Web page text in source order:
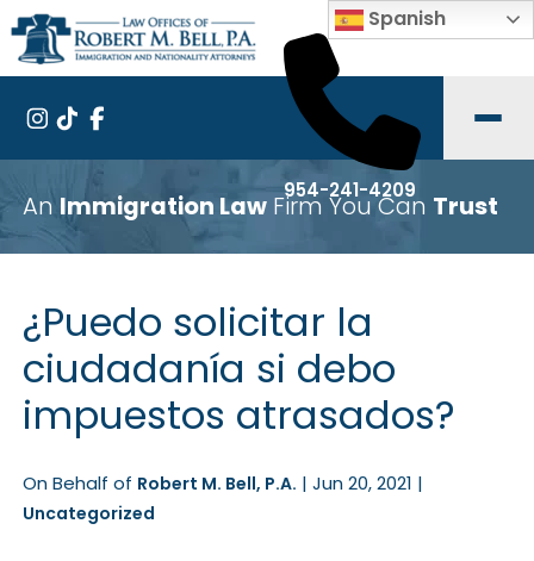
954-241-4209
Spanish
An Immigration LawFirm You Can Trust
¿Puedo solicitar la
ciudadanía si debo
impuestos atrasados?
On Behalf of Robert M. Bell, P.A. | Jun 20, 2021 |
Uncategorized